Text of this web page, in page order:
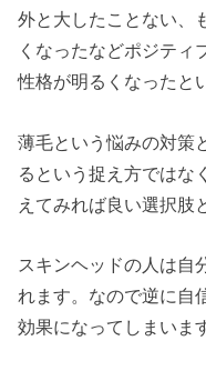
外と大したことない、
くなったなどポジティ
性格が明るくなったと
薄毛という悩みの対策
るという捉え方ではな
えてみれば良い選択肢
スキンヘッドの人は自
れます。なので逆に自
効果になってしまいま